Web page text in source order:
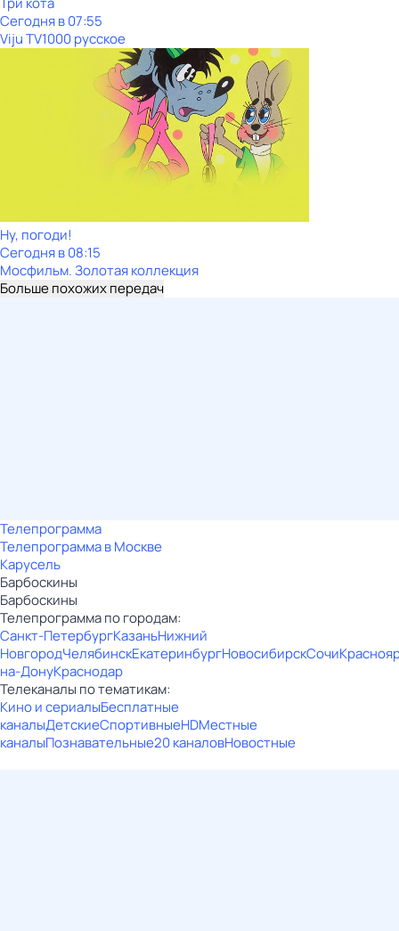
Сегодня в 07:55
Viju TV1000 русское
Ну, погоди!
Сегодня в 08:15
Мосфильм. Золотая коллекция
Больше похожих передач
Телепрограмма
Телепрограмма в Москве
Карусель
Барбоскины
Барбоскины
Телепрограмма по городам:
Санкт-ПетербургКазаньНижний
НовгородЧелябинскЕкатеринбургНовосибирскСочи
на-ДонуКраснодар
Телеканалы по тематикам:
Кино и сериалыБесплатные
каналыДетскиеСпортивныеHDМестные
каналыПознавательные20 каналовНовостные